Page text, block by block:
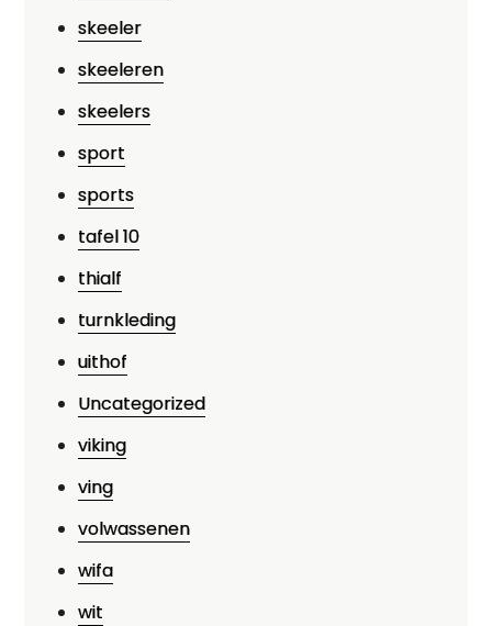
skeeler
skeeleren
skeelers
sport
sports
tafel 10
thialf
turnkleding
uithof
Uncategorized
viking
ving
volwassenen
wifa
wit